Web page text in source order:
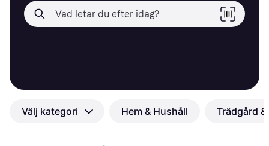
Välj kategori Hem & Hushåll Trädgård